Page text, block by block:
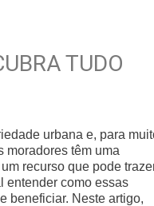
TUDO
urbana e, para
moradores têm uma
recurso que pode
entender como essas
beneficiar. Neste artigo,